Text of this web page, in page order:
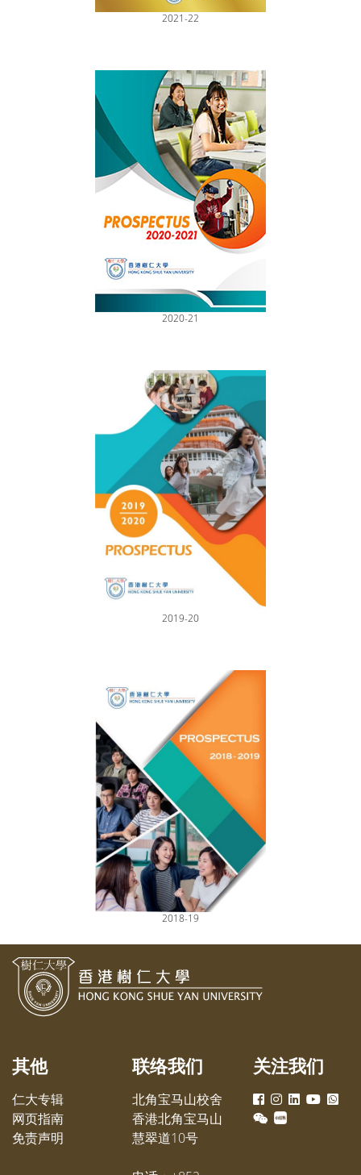
2021-22
2020-21
2019-20
2018-19
其他
仁大专辑
网页指南
免责声明
联络我们
北角宝马山校舍
香港北角宝马山
慧翠道10号
关注我们